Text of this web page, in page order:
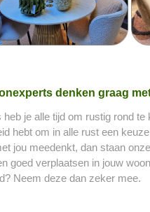
denken graag
heb je alle tijd om rustig rond
hebt om in alle rust een
jou meedenkt, dan staan
goed verplaatsen in jouw
Neem deze dan zeker mee.